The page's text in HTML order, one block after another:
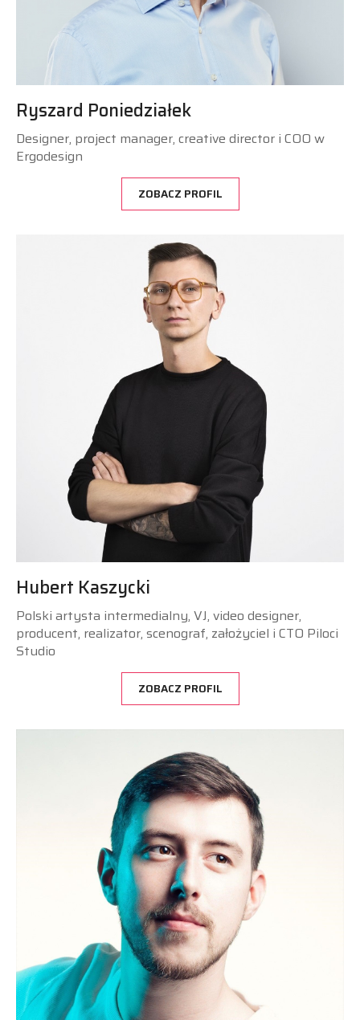
Ryszard Poniedziałek
Designer, project manager, creative director i COO w
Ergodesign
ZOBACZ PROFIL
Hubert Kaszycki
Polski artysta intermedialny, VJ, video designer,
producent, realizator, scenograf, założyciel i CTO Piloci
Studio
ZOBACZ PROFIL